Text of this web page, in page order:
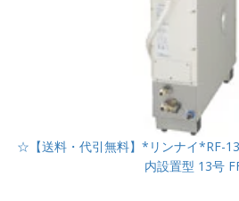
☆【送料・代引無料】*リンナイ*RF-
内設置型 13号